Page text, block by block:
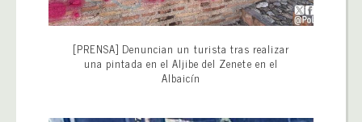
[PRENSA] Denuncian un turista tras realizar
una pintada en el Aljibe del Zenete en el
Albaicín